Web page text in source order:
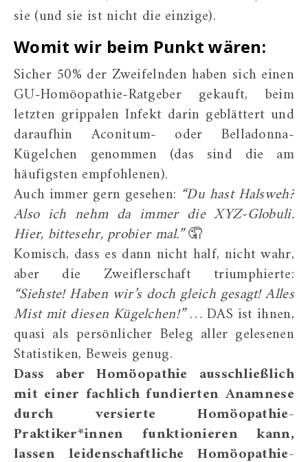
sie (und sie ist nicht die einzige).
Womit wir beim Punkt wären:
Sicher 50% der Zweifelnden haben sich einen
GU-Homöopathie-Ratgeber gekauft, beim
letzten grippalen Infekt darin geblättert und
daraufhin Aconitum- oder Belladonna-
Kügelchen genommen (das sind die am
häufigsten empfohlenen).
Auch immer gern gesehen: “Du hast Halsweh?
Also ich nehm da immer die XYZ-Globuli.
Hier, bittesehr, probier mal.”🤦‍
Komisch, dass es dann nicht half, nicht wahr,
aber die Zweiflerschaft triumphierte:
“Siehste! Haben wir’s doch gleich gesagt! Alles
Mist mit diesen Kügelchen!”… DAS ist ihnen,
quasi als persönlicher Beleg aller gelesenen
Statistiken, Beweis genug.
Dass aber Homöopathie ausschließlich
mit einer fachlich fundierten Anamnese
durch versierte Homöopathie-
Praktiker*innen funktionieren kann,
lassen leidenschaftliche Homöopathie-